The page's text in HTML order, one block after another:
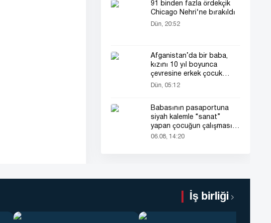
91 binden fazla ördekçik
Chicago Nehri'ne bırakıldı
Dün, 20:52
Afganistan’da bir baba,
kızını 10 yıl boyunca
çevresine erkek çocuk
olarak tanıttı
Dün, 05:12
Babasının pasaportuna
siyah kalemle “sanat”
yapan çocuğun çalışması
herkesin dikkatini çekti
06.08, 14:20
İş birliği